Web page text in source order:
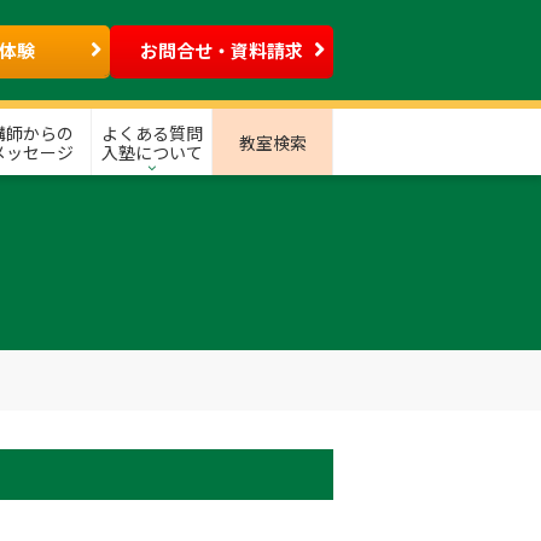
験 お問合せ・資料請求
師からの
ッセージ
よくある質問
入塾について
教室検索